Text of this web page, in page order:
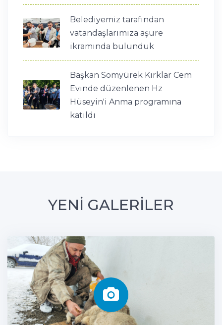
Belediyemiz tarafından
vatandaşlarımıza aşure
ikramında bulunduk
Başkan Somyürek Kırklar Cem
Evinde düzenlenen Hz
Hüseyin'i Anma programına
katıldı
YENİ GALERİLER